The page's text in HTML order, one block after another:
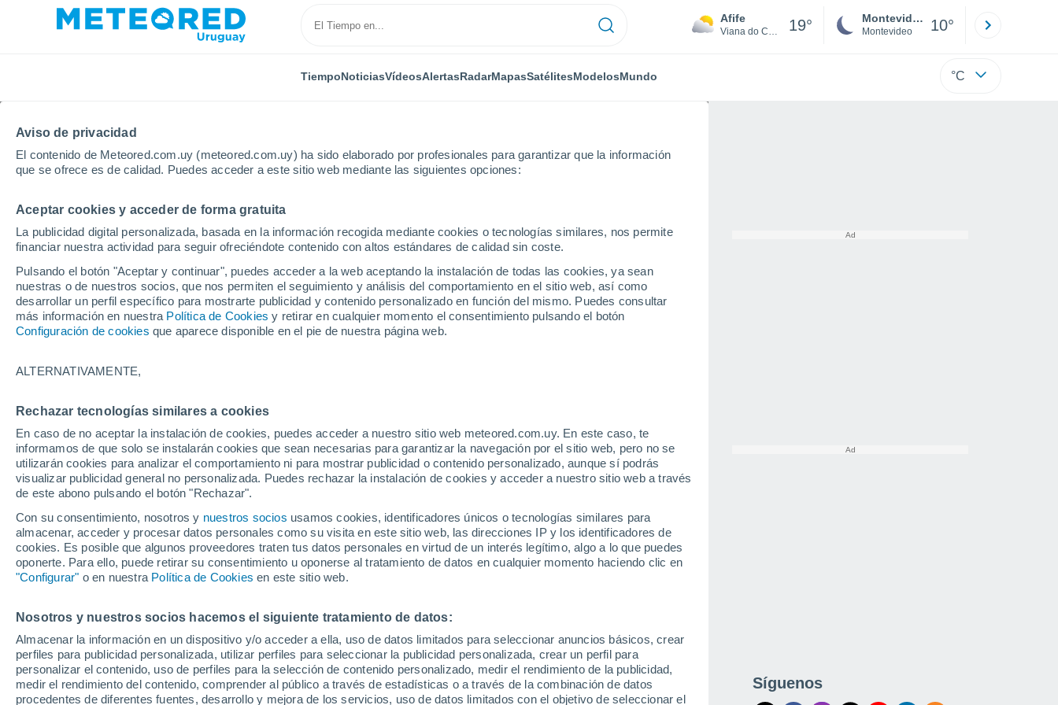
Aviso de privacidad
El contenido de Meteored.com.uy (meteored.com.uy) ha sido elaborado por profesionales para garantizar que la información
que se ofrece es de calidad. Puedes acceder a este sitio web mediante las siguientes opciones:
Aceptar cookies y acceder de forma gratuita
La publicidad digital personalizada, basada en la información recogida mediante cookies o tecnologías similares, nos permite
financiar nuestra actividad para seguir ofreciéndote contenido con altos estándares de calidad sin coste.
Pulsando el botón "Aceptar y continuar", puedes acceder a la web aceptando la instalación de todas las cookies, ya sean
nuestras o de nuestros socios, que nos permiten el seguimiento y análisis del comportamiento en el sitio web, así como
desarrollar un perfil específico para mostrarte publicidad y contenido personalizado en función del mismo. Puedes consultar
más información en nuestra Política de Cookies y retirar en cualquier momento el consentimiento pulsando el botón
Configuración de cookies que aparece disponible en el pie de nuestra página web.
ALTERNATIVAMENTE,
Rechazar tecnologías similares a cookies
En caso de no aceptar la instalación de cookies, puedes acceder a nuestro sitio web meteored.com.uy. En este caso, te
informamos de que solo se instalarán cookies que sean necesarias para garantizar la navegación por el sitio web, pero no se
utilizarán cookies para analizar el comportamiento ni para mostrar publicidad o contenido personalizado, aunque sí podrás
visualizar publicidad general no personalizada. Puedes rechazar la instalación de cookies y acceder a nuestro sitio web a través
de este abono pulsando el botón "Rechazar".
Con su consentimiento, nosotros y nuestros socios usamos cookies, identificadores únicos o tecnologías similares para
almacenar, acceder y procesar datos personales como su visita en este sitio web, las direcciones IP y los identificadores de
cookies. Es posible que algunos proveedores traten tus datos personales en virtud de un interés legítimo, algo a lo que puedes
oponerte. Para ello, puede retirar su consentimiento u oponerse al tratamiento de datos en cualquier momento haciendo clic en
"Configurar" o en nuestra Política de Cookies en este sitio web.
Nosotros y nuestros socios hacemos el siguiente tratamiento de datos:
Almacenar la información en un dispositivo y/o acceder a ella, uso de datos limitados para seleccionar anuncios básicos, crear
perfiles para publicidad personalizada, utilizar perfiles para seleccionar la publicidad personalizada, crear un perfil para
personalizar el contenido, uso de perfiles para la selección de contenido personalizado, medir el rendimiento de la publicidad,
medir el rendimiento del contenido, comprender al público a través de estadísticas o a través de la combinación de datos
procedentes de diferentes fuentes, desarrollo y mejora de los servicios, uso de datos limitados con el objetivo de seleccionar el
Afife
Viana do Castelo 19° Montevideo
Montevideo 10°
TiempoNoticiasVídeosAlertasRadarMapasSatélitesModelosMundo °C
Inicio Portugal Distrito de Viana do Castelo
Tiempo en Afife
08:44 Domingo ...
19°
Sensación de 19°
2-7 km/h
Astronomía
oculto bajo el hielo de Saturno
Por hora
Tiempo 1 - 7 días Actualidad Mapa de nubosidad Radar de lluvia Satélites Modelos
Hoy
9 Ago
Mañana
10 Ago
Martes
11 Ago
Miércoles
12 Ago
Jueves
13 Ago
14 Ago
15 Ago
Síguenos